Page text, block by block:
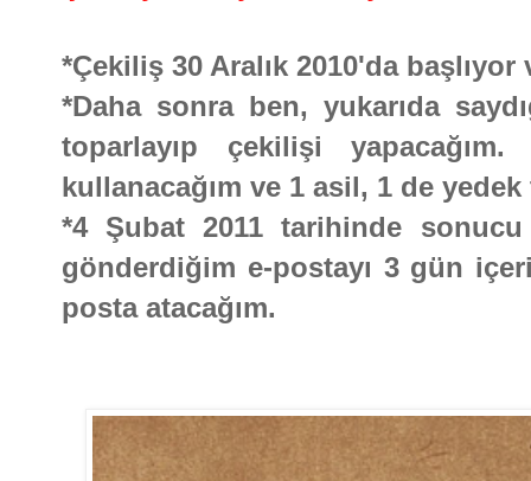
*Çekiliş 30 Aralık 2010'da
*Daha sonra ben, yukarıda
toparlayıp çekilişi
kullanacağım ve 1 asil, 1 de
*4 Şubat 2011 tarihinde
gönderdiğim e-postayı 3 gün
posta atacağım.